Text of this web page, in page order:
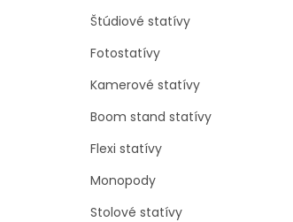
Štúdiové statívy
Fotostatívy
Kamerové statívy
Boom stand statívy
Flexi statívy
Monopody
Stolové statívy